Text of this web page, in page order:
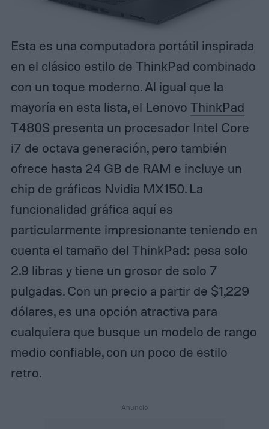
Esta es una computadora portátil inspirada
en el clásico estilo de ThinkPad combinado
con un toque moderno. Al igual que la
mayoría en esta lista, el Lenovo ThinkPad
T480S presenta un procesador Intel Core
i7 de octava generación, pero también
ofrece hasta 24 GB de RAM e incluye un
chip de gráficos Nvidia MX150. La
funcionalidad gráfica aquí es
particularmente impresionante teniendo en
cuenta el tamaño del ThinkPad: pesa solo
2.9 libras y tiene un grosor de solo 7
pulgadas. Con un precio a partir de $1,229
dólares, es una opción atractiva para
cualquiera que busque un modelo de rango
medio confiable, con un poco de estilo
retro.